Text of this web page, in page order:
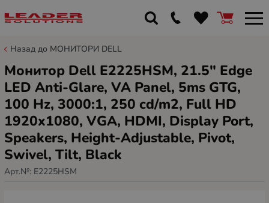
Назад до МОНИТОРИ DELL
Монитор Dell E2225HSM, 21.5" Edge
LED Anti-Glare, VA Panel, 5ms GTG,
100 Hz, 3000:1, 250 cd/m2, Full HD
1920x1080, VGA, HDMI, Display Port,
Speakers, Height-Adjustable, Pivot,
Swivel, Tilt, Black
Арт.№: E2225HSM